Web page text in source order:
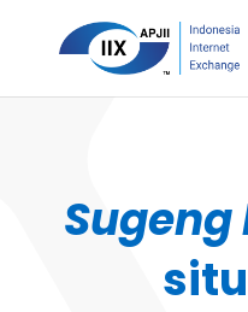
Sugeng